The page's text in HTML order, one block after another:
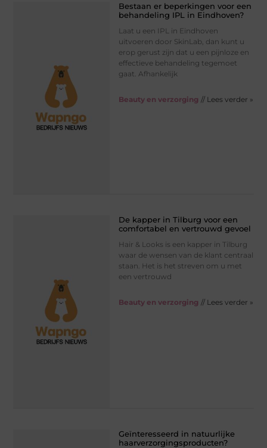
Bestaan er beperkingen voor een
behandeling IPL in Eindhoven?
Laat u een IPL in Eindhoven
uitvoeren door SkinLab, dan kunt u
erop gerust zijn dat u een pijnloze en
effectieve behandeling tegemoet
gaat. Afhankelijk
Beauty en verzorging // Lees verder »
De kapper in Tilburg voor een
comfortabel en vertrouwd gevoel
Hair & Looks is een kapper in Tilburg
waar de wensen van de klant centraal
staan. Het is het streven om u met
een vertrouwd
Beauty en verzorging // Lees verder »
Geïnteresseerd in natuurlijke
haarverzorgingsproducten?